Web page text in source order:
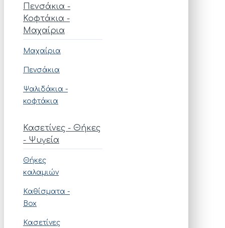
Πενσάκια -
Κοφτάκια -
Μαχαίρια
Μαχαίρια
Πενσάκια
Ψαλιδάκια -
κοφτάκια
Κασετίνες - Θήκες
- Ψυγεία
Θήκες
καλαμιών
Καθίσματα -
Box
Κασετίνες